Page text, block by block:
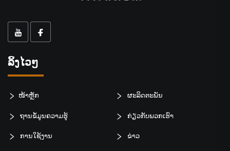
ລິ້ງໄວໆ
ໜ້າຫຼັກ ຜະລິດຕະພັນ
ຖານຂໍ້ມູນຄວາມຮູ້ ກ່ຽວກັບພວກເຮົາ
ການໃຊ້ງານ ຂ່າວ